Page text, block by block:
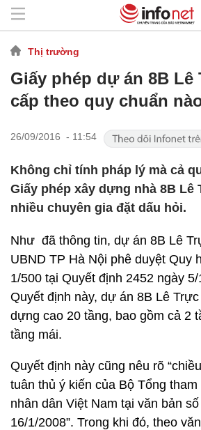
Thị trường
Giấy phép dự án 8B
cấp theo quy chuẩn
26/09/2016 - 11:54
Không chỉ tính pháp lý mà cả
Giấy phép xây dựng nhà 8B Lê
nhiều chuyên gia đặt dấu hỏi.
Như đã thông tin, dự án 8B Lê
UBND TP Hà Nội phê duyệt Quy
1/500 tại Quyết định 2452 ngày
Quyết định này, dự án 8B Lê
dựng cao 20 tầng, bao gồm cả 2
tầng mái.
Quyết định này cũng nêu rõ
tuân thủ ý kiến của Bộ Tổng
nhân dân Việt Nam tại văn bản
16/1/2008”. Trong khi đó, theo